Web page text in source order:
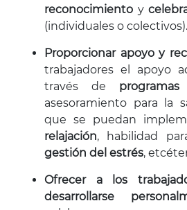
reconocimiento y
(individuales o colectivos).
Proporcionar apoyo y
trabajadores el apoyo
través de
asesoramiento para la
que se puedan
relajación, habilidad
gestión del estrés,
Ofrecer a los
desarrollarse